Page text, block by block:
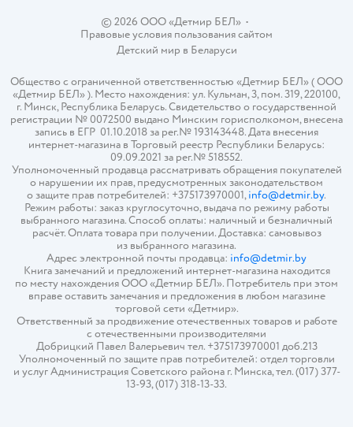
© 2026 ООО «Детмир БЕЛ»•
Правовые условия пользования сайтом
Детский мир в Беларуси
Общество с ограниченной ответственностью «Детмир БЕЛ» ( ООО
«Детмир БЕЛ» ). Место нахождения: ул. Кульман, 3, пом. 319, 220100,
г. Минск, Республика Беларусь. Свидетельство о государственной
регистрации № 0072500 выдано Минским горисполкомом, внесена
запись в ЕГР 01.10.2018 за рег.№ 193143448. Дата внесения
интернет-магазина в Торговый реестр Республики Беларусь:
09.09.2021 за рег.№ 518552.
Уполномоченный продавца рассматривать обращения покупателей
о нарушении их прав, предусмотренных законодательством
о защите прав потребителей: +375173970001,info@detmir.by.
Режим работы: заказ круглосуточно, выдача по режиму работы
выбранного магазина. Способ оплаты: наличный и безналичный
расчёт. Оплата товара при получении. Доставка: самовывоз
из выбранного магазина.
Адрес электронной почты продавца: info@detmir.by
Книга замечаний и предложений интернет-магазина находится
по месту нахождения ООО «Детмир БЕЛ». Потребитель при этом
вправе оставить замечания и предложения в любом магазине
торговой сети «Детмир».
Ответственный за продвижение отечественных товаров и работе
с отечественными производителями
Добрицкий Павел Валерьевич тел. +375173970001 доб.213
Уполномоченный по защите прав потребителей: отдел торговли
и услуг Администрация Советского района г. Минска, тел. (017) 377-
13-93, (017) 318-13-33.